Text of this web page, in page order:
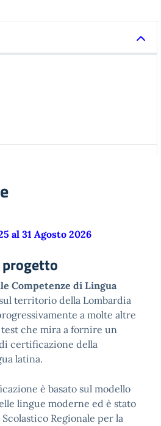
al 31 Agosto 2026
progetto
Competenze di Lingua
territorio della Lombardia
a molte altre
che mira a fornire un
certificazione della
latina.
è basato sul modello
lingue moderne ed è stato
Regionale per la